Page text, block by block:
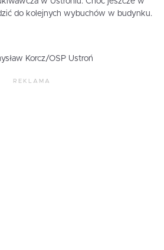
do kolejnych wybuchów w budynku.
Korcz/OSP Ustroń
REKLAMA